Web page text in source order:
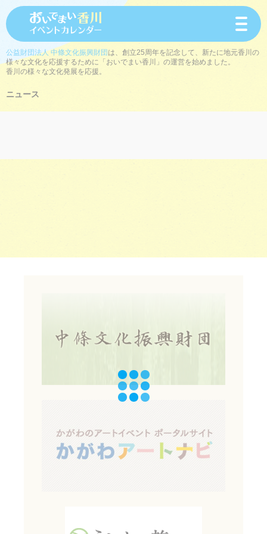
toggle
公益財団法人 中條文化振興財団 は、創立25周年を記念して、新たに地元香川の
様々な文化を応援するために「おいでまい香川」の運営を始めました。
香川の様々な文化発展を応援。
ニュース